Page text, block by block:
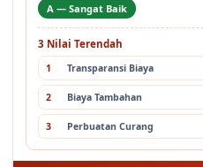
3 Nilai Terendah
1 Transparansi Biaya
Biaya Tambahan
Perbuatan Curang